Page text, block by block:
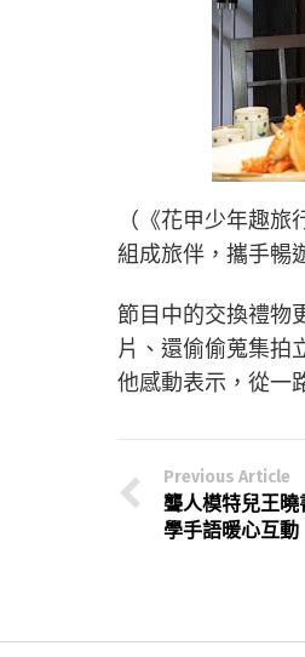
（《花甲少年趣
組成旅伴，攜手暢
節目中的交換禮物
片、還偷偷蒐集拍
他感動表示，從一
Previous Article
聾人模特兒王
學手語暖心互動